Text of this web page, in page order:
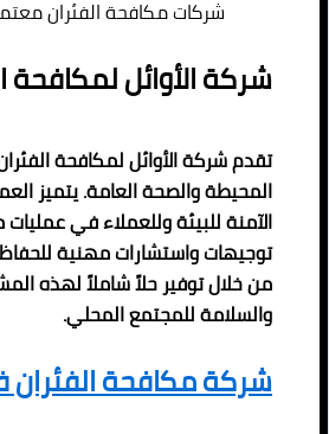
شركات مكافحة الفئران
شركة الأوائل لمكافحة
تقدم شركة الأوائل لمكافحة
المحيطة والصحة العامة. يتميز
الآمنة للبيئة وللعملاء في
توجيهات واستشارات مهنية
من خلال توفير حلاً شاملاً لهذه
والسلامة للمجتمع المحلي.
شركة مكافحة